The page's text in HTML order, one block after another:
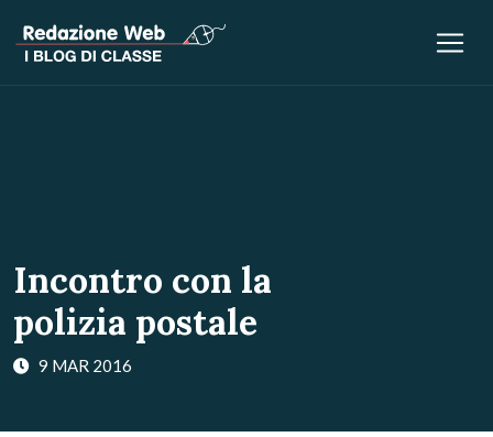
Incontro con la
polizia postale
9 MAR 2016